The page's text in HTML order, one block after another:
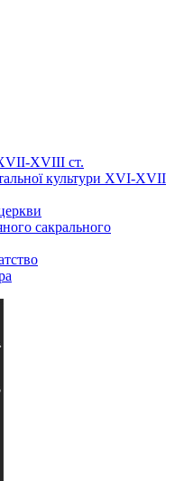
XVIII ст.
культури XVI-XVII
сакрального